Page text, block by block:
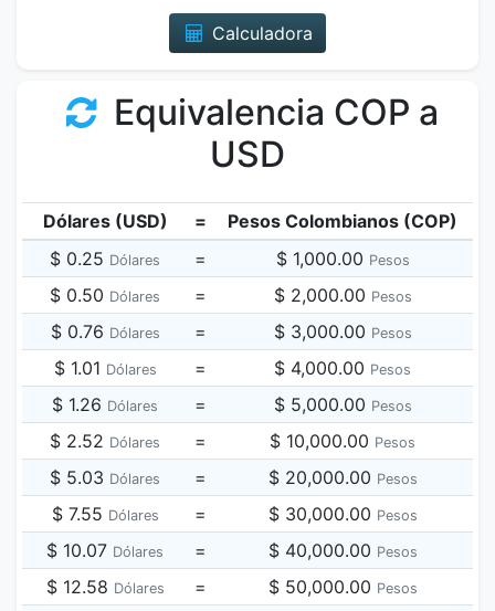
Calculadora
Equivalencia COP a
USD
Dólares (USD) =
Pesos Colombianos (COP)
$ 0.25 Dólares = $ 1,000.00 Pesos
$ 0.50 Dólares = $ 2,000.00 Pesos
$ 0.76 Dólares = $ 3,000.00 Pesos
$ 1.01 Dólares = $ 4,000.00 Pesos
$ 1.26 Dólares = $ 5,000.00 Pesos
$ 2.52 Dólares = $ 10,000.00 Pesos
$ 5.03 Dólares = $ 20,000.00 Pesos
$ 7.55 Dólares = $ 30,000.00 Pesos
$ 10.07 Dólares = $ 40,000.00 Pesos
$ 12.58 Dólares = $ 50,000.00 Pesos